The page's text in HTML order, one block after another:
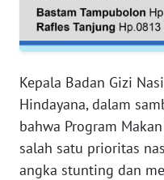
Kepala Badan Gizi
Hindayana, dalam
bahwa Program
salah satu prioritas
angka stunting dan
WN
SULTENG
WN
SULBAR
WN
BABEL